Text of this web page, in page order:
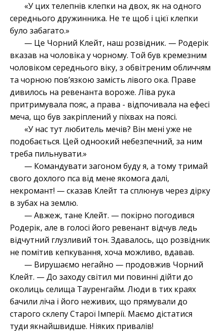
«У цих телепнів клепки на двох, як на одного
середнього дружинника. Не те щоб і цієї клепки
було забагато.»
— Це Чорний Клейт, наш розвідник. — Родерік
вказав на чоловіка у чорному. Той був кремезним
чоловіком середнього віку, з обвітреним обличчям
та чорною пов’язкою замість лівого ока. Праве
дивилось на ревенанта вороже. Ліва рука
притримувала пояс, а права - відпочивала на ефесі
меча, що був закріплений у піхвах на поясі.
«У нас тут любитель мечів? Він мені уже не
подобається. Цей одноокий небезпечний, за ним
треба пильнувати.»
— Командувати загоном буду я, а тому тримай
свого дохлого пса від мене якомога далі,
некромант! — сказав Клейт та сплюнув через дірку
в зубах на землю.
— Авжеж, тане Клейт. — покірно погодився
Родерік, але в голосі його ревенант відчув ледь
відчутний глузливий тон. Здавалось, що розвідник
не помітив кепкування, хоча можливо, вдавав.
— Вирушаємо негайно — продовжив Чорний
Клейт. — До заходу світил ми повинні дійти до
околиць селища Тауренгайм. Люди в тих краях
бачили ліча і його неживих, що прямували до
старого склепу Старої Імперії. Маємо дістатися
туди якнайшвидше. Ніяких привалів!